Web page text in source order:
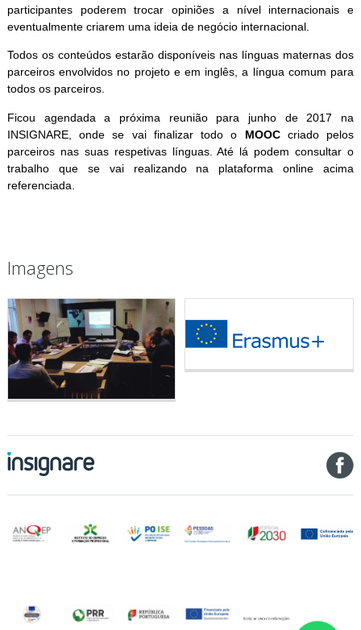
participantes poderem trocar opiniões a nível internacionais e
eventualmente criarem uma ideia de negócio internacional.
Todos os conteúdos estarão disponíveis nas línguas maternas dos
parceiros envolvidos no projeto e em inglês, a língua comum para
todos os parceiros.
Ficou agendada a próxima reunião para junho de 2017 na
INSIGNARE, onde se vai finalizar todo o MOOCcriado pelos
parceiros nas suas respetivas línguas. Até lá podem consultar o
trabalho que se vai realizando na plataforma online acima
referenciada.
Imagens